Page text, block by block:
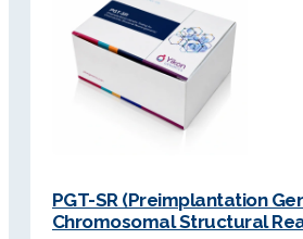
PGT-SR (Preimplantation
Chromosomal Structural